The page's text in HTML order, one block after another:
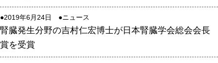
組織標本作製・HE染色
質量分析
●2019年6月24日 ●ニュース
腎臓発生分野の吉村仁宏博士が日本腎臓学会総会会長
賞を受賞